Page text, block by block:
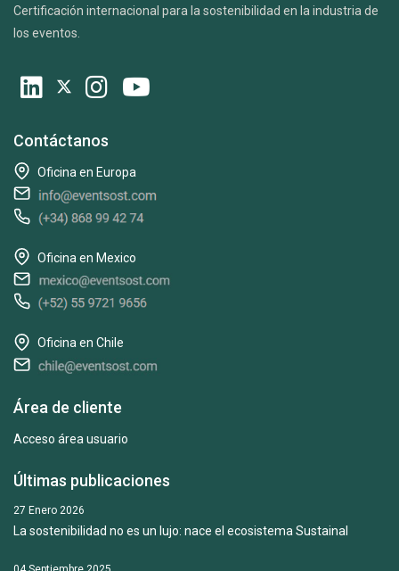
Certificación internacional para la sostenibilidad en la industria de
los eventos.
Contáctanos
Oficina en Europa
Oficina en Mexico
Oficina en Chile
Área de cliente
Acceso área usuario
Últimas publicaciones
27 Enero 2026
La sostenibilidad no es un lujo: nace el ecosistema Sustainal